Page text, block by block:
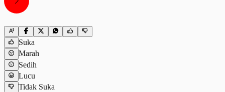
Suka
Marah
Sedih
Lucu
Tidak Suka